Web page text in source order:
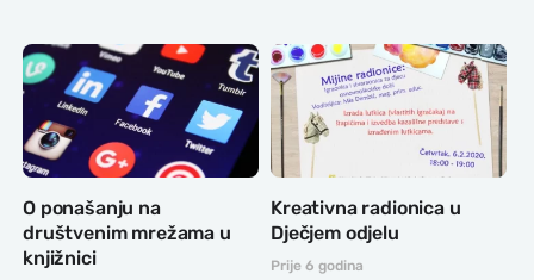
O ponašanju na
društvenim mrežama u
knjižnici
Kreativna radionica u
Dječjem odjelu
Prije 6 godina